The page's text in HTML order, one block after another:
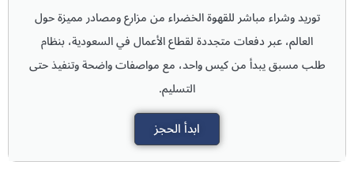
توريد وشراء مباشر للقهوة الخضراء من مزارع ومصادر مميزة حول
العالم، عبر دفعات متجددة لقطاع الأعمال في السعودية، بنظام
طلب مسبق يبدأ من كيس واحد، مع مواصفات واضحة وتنفيذ حتى
التسليم.
ابدأ الحجز